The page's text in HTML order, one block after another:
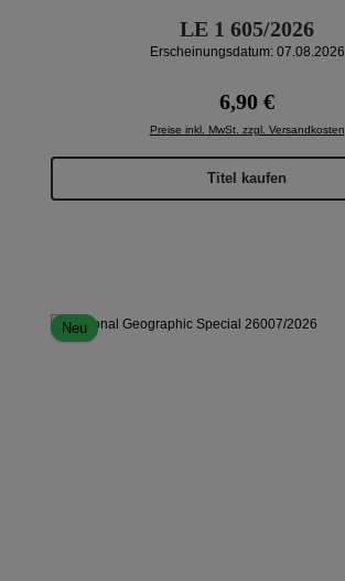
LE 1 605/2026
Erscheinungsdatum: 07.08.2026
Regulärer Preis:
6,90 €
Preise inkl. MwSt. zzgl. Versandkosten
Titel kaufen
Neu